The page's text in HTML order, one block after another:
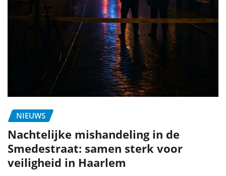
NIEUWS
Nachtelijke mishandeling in de
Smedestraat: samen sterk voor
veiligheid in Haarlem